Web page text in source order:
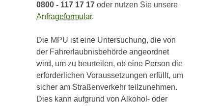
0800 - 117 17 17 oder nutzen Sie unsere
Anfrageformular.
Die MPU ist eine Untersuchung, die von
der Fahrerlaubnisbehörde angeordnet
wird, um zu beurteilen, ob eine Person die
erforderlichen Voraussetzungen erfüllt, um
sicher am Straßenverkehr teilzunehmen.
Dies kann aufgrund von Alkohol- oder